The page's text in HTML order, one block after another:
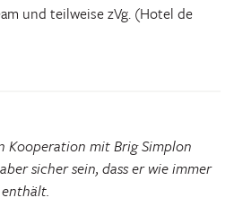
und teilweise zVg. (Hotel de
Kooperation mit Brig Simplon
sicher sein, dass er wie immer